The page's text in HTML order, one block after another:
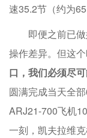
速35.2节（约为
即便之前已
操作差异。但这
口，我们必须尽
圆满完成当天全
ARJ21-700飞机
一刻，凯夫拉维